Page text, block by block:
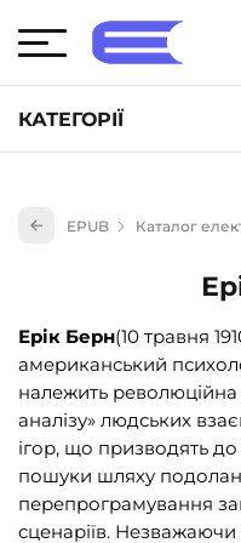
КАТЕГОРІЇ
Книги для дітей (833)
Книги для підлітків
Навчальна література
Енциклопедії,
Подарункові
EPUB Каталог
Ерік Берн(10 травня
американський
належить революційна
аналізу» людських
ігор, що призводять до
пошуки шляху
перепрограмування
сценаріїв. Незважаючи